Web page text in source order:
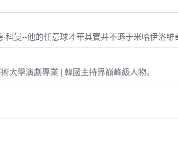
科曼--他的任意球才華其實并不遜于米哈伊洛維
大學演劇專業 | 韓國主持界巔峰級人物。